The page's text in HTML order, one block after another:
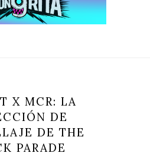
X MCR: LA
DE
DE THE
PARADE